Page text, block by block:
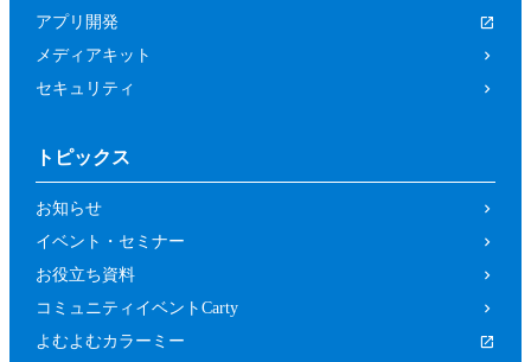
アプリ開発
メディアキット
セキュリティ
トピックス
お知らせ
イベント・セミナー
お役立ち資料
コミュニティイベントCarty
よむよむカラーミー